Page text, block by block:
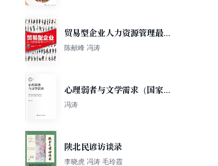
贸易型企业人力资源管理最佳
实践
陈献峰 冯涛
心理弱者与文学需求（国家社
科基金后期资助项目）
冯涛
陕北民谚访谈录
李晓虎 冯涛 毛玲霞